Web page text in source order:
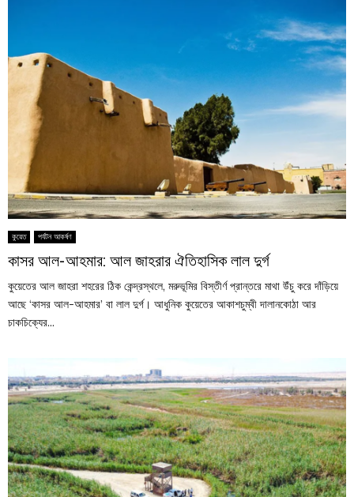
কুয়েত পর্যটন আকর্ষণ
কাসর আল-আহমার: আল জাহরার ঐতিহাসিক লাল দুর্গ
কুয়েতের আল জাহরা শহরের ঠিক কেন্দ্রস্থলে, মরুভূমির বিস্তীর্ণ প্রান্তরে মাথা উঁচু করে দাঁড়িয়ে
আছে ‘কাসর আল-আহমার’ বা লাল দুর্গ। আধুনিক কুয়েতের আকাশচুম্বী দালানকোঠা আর
চাকচিক্যের...